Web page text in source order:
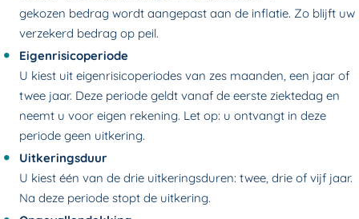
gekozen bedrag wordt aangepast aan de inflatie. Zo blijft uw
verzekerd bedrag op peil.
Eigenrisicoperiode
U kiest uit eigenrisicoperiodes van zes maanden, een jaar of
twee jaar. Deze periode geldt vanaf de eerste ziektedag en
neemt u voor eigen rekening. Let op: u ontvangt in deze
periode geen uitkering.
Uitkeringsduur
U kiest één van de drie uitkeringsduren: twee, drie of vijf jaar.
Na deze periode stopt de uitkering.